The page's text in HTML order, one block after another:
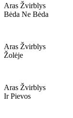
Aras Žvirblys
Bėda Ne Bėda
Aras Žvirblys
Žolėje
Aras Žvirblys
Ir Pievos